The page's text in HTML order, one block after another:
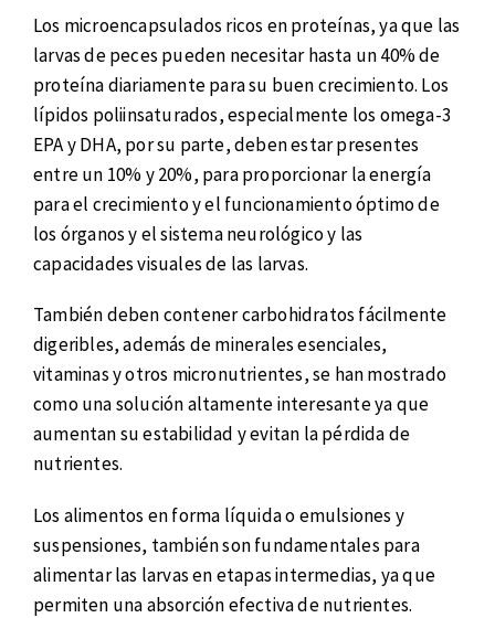
Los microencapsulados ricos en proteínas, ya que las
larvas de peces pueden necesitar hasta un 40% de
proteína diariamente para su buen crecimiento. Los
lípidos poliinsaturados, especialmente los omega-3
EPA y DHA, por su parte, deben estar presentes
entre un 10% y 20%, para proporcionar la energía
para el crecimiento y el funcionamiento óptimo de
los órganos y el sistema neurológico y las
capacidades visuales de las larvas.
También deben contener carbohidratos fácilmente
digeribles, además de minerales esenciales,
vitaminas y otros micronutrientes, se han mostrado
como una solución altamente interesante ya que
aumentan su estabilidad y evitan la pérdida de
nutrientes.
Los alimentos en forma líquida o emulsiones y
suspensiones, también son fundamentales para
alimentar las larvas en etapas intermedias, ya que
permiten una absorción efectiva de nutrientes.